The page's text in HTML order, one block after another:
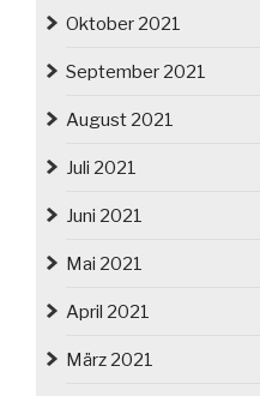
Oktober 2021
September 2021
August 2021
Juli 2021
Juni 2021
Mai 2021
April 2021
März 2021